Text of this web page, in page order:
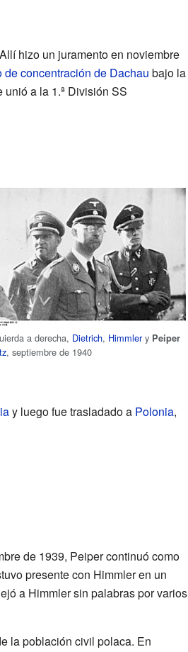
hizo un juramento en noviembre
de concentración de Dachau bajo la
a la 1.ª División SS
a derecha, Dietrich, Himmlery Peiper
, septiembre de 1940
y luego fue trasladado a Polonia,
de 1939, Peiper continuó como
presente con Himmler en un
a Himmler sin palabras por varios
la población civil polaca. En